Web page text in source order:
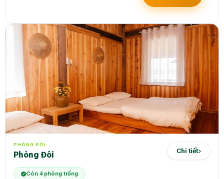
PHÒNG ĐÔI
Phòng Đôi Chi tiết
Còn 4 phòng trống